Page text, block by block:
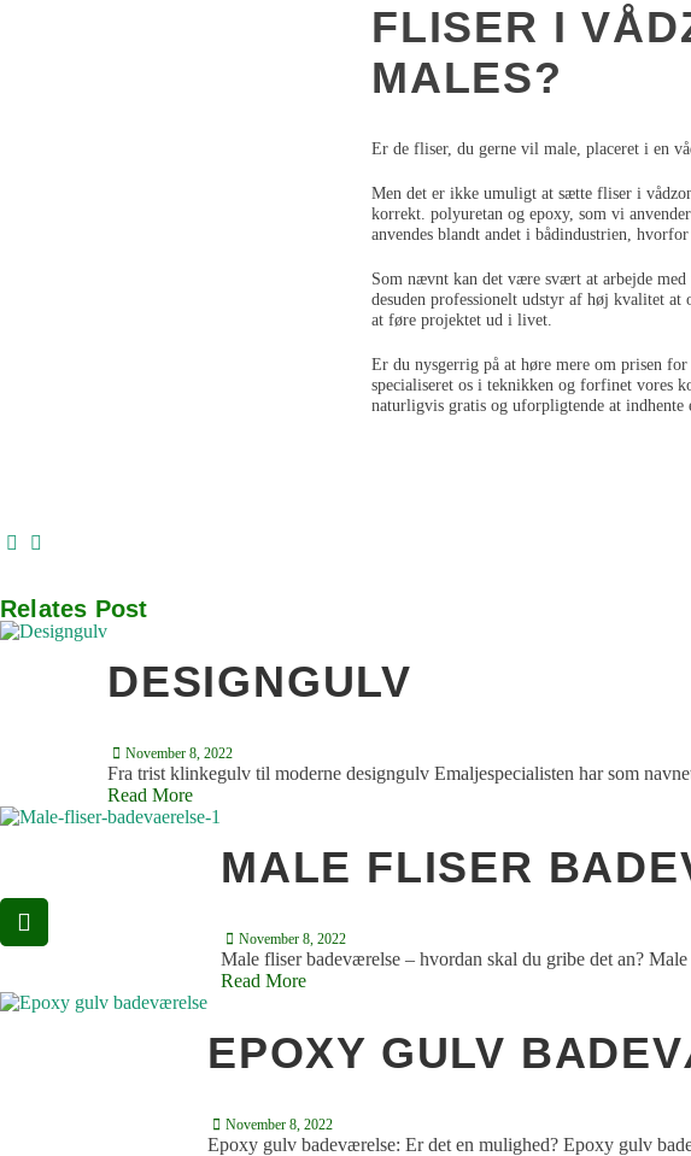
FLISER I
MALES?
Er de fliser, du gerne vil male, placeret i en
Men det er ikke umuligt at sætte fliser i
korrekt. polyuretan og epoxy, som vi
anvendes blandt andet i bådindustrien,
Som nævnt kan det være svært at arbejde
desuden professionelt udstyr af høj kvalitet
at føre projektet ud i livet.
Er du nysgerrig på at høre mere om prisen
specialiseret os i teknikken og forfinet vores
naturligvis gratis og uforpligtende at indhente
Relates Post
DESIGNGULV
November 8, 2022
Fra trist klinkegulv til moderne designgulv Emaljespecialisten har som
Read More
MALE FLISER
November 8, 2022
Male fliser badeværelse – hvordan skal du gribe det an?
Read More
EPOXY GULV
November 8, 2022
Epoxy gulv badeværelse: Er det en mulighed? Epoxy gulv